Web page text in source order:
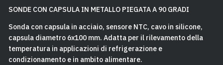
SONDE CON CAPSULA IN METALLO PIEGATA A 90 GRADI
Sonda con capsula in acciaio, sensore NTC, cavo in silicone,
capsula diametro 6x100 mm. Adatta per il rilevamento della
temperatura in applicazioni di refrigerazione e
condizionamento e in ambito alimentare.